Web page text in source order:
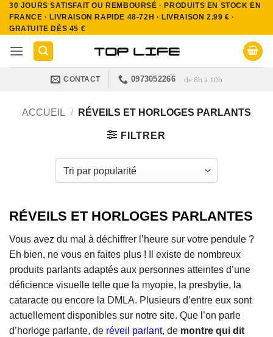
Passer
au
contenu
30 JOURS SATISFAIT OU REMBOURSÉ · PRODUITS EN STOCK EN
FRANCE · LIVRAISON RAPIDE 48-72H · LIVRAISON 2.99 € ·
GRATUITE DÈS 45 €
CONTACT 0973052266 de 8h à 10h
ACCUEIL / RÉVEILS ET HORLOGES PARLANTS
FILTRER
RÉVEILS ET HORLOGES PARLANTES
Vous avez du mal à déchiffrer l’heure sur votre pendule ?
Eh bien, ne vous en faites plus ! Il existe de nombreux
produits parlants adaptés aux personnes atteintes d’une
déficience visuelle telle que la myopie, la presbytie, la
cataracte ou encore la DMLA. Plusieurs d’entre eux sont
actuellement disponibles sur notre site. Que l’on parle
d’horloge parlante, de réveil parlant, de montre qui dit